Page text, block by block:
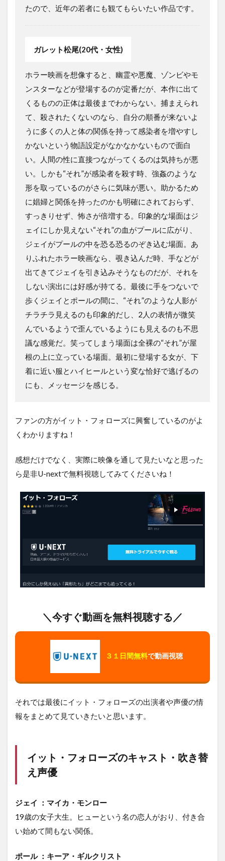
たので、近年の若者にも観てもらいたい作品です。
ガレット松尾(20代・女性)
ホラー映画を想像すると、幽霊や悪魔、ゾンビやモ
ンスターなどが登場するのが定番だが、本作に出て
くるものの正体は最後までわからない。捕まえられ
て、殺されたくないのなら、自分の順番が来ないよ
うに多くの人と体の関係を持って感染者を増やすし
かないという物語設定がなかなかないもので面白
い。人間の性に直接つながってくるのは気持ちが悪
い。しかも“それ”が感染者を殺す時、強姦のような
形を取っているのがさらに気味が悪い。助かるため
に娼婦と関係を持ったのかも明確にされておらず、
すっきりせず、怖さが倍増する。印象的な場面はジ
ェイにしか見えない“それ”の血がプールに広がり、
ジェイがプールの中を恐る恐るのぞき込む場面。あ
りふれたホラー映画なら、覗き込んだ時、手などが
出てきてジェイを引き込みそうなものだが、それを
しない演出には好感が持てる。最後に手をつないで
歩くジェイとポールの間に、“それ”のような人影が
チラチラ見えるのも印象的だし、2人の表情が微笑
んでいるようで歪んでいるようにも見えるのも不思
議な感覚だ。笑ってしまう場面は全裸の“それ”が屋
根の上に立っている場面。最初に登場する女が、下
着に近い服とハイヒールという変な恰好で逃げるの
にも、メッセージを感じる。
ファンの方がイット・フォローズに興奮しているのがよ
くわかりますね！
感想だけでなく、実際に映像を通して見たいなと思った
ら是非U-nextで無料視聴してみてくださいね！
＼今すぐ動画を無料視聴する／
３１日間無料で動画視聴
それでは最後にイット・フォローズの出演者や声優の情
報をまとめて見ていきたいと思います。
イット・フォローズのキャスト・吹き替
え声優
ジェイ ：マイカ・モンロー
19歳の女子大生。ヒューという名の恋人がおり、付き合
い始めて間もない関係。
ポール ：キーア・ギルクリスト